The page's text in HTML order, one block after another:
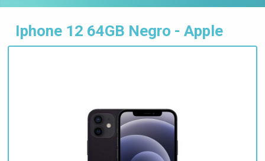
Iphone 12 64GB Negro - Apple